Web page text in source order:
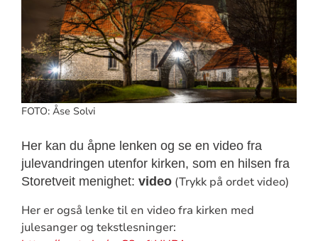
FOTO: Åse Solvi
Her kan du åpne lenken og se en video fra
julevandringen utenfor kirken, som en hilsen fra
Storetveit menighet: video(Trykk på ordet video)
Her er også lenke til en video fra kirken med
julesanger og tekstlesninger: